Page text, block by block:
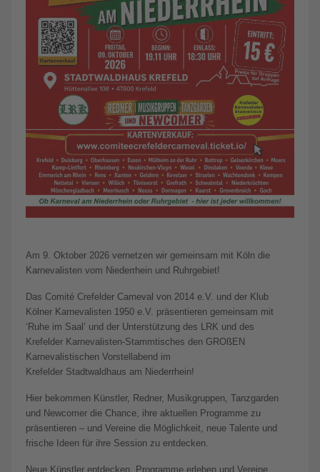
Am 9. Oktober 2026 vernetzen wir gemeinsam mit Köln die
Karnevalisten vom Niederrhein und Ruhrgebiet!
Das Comité Crefelder Carneval von 2014 e.V. und der Klub
Kölner Karnevalisten 1950 e.V. präsentieren gemeinsam mit
‘Ruhe im Saal’ und der Unterstützung des LRK und des
Krefelder Karnevalisten-Stammtisches den GROßEN
Karnevalistischen Vorstellabend im
Krefelder Stadtwaldhaus am Niederrhein!
Hier bekommen Künstler, Redner, Musikgruppen, Tanzgarden
und Newcomer die Chance, ihre aktuellen Programme zu
präsentieren – und Vereine die Möglichkeit, neue Talente und
frische Ideen für ihre Session zu entdecken.
Neue Künstler entdecken, Programme erleben und Vereine